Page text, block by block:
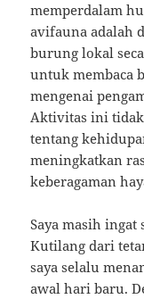
memperdalam
avifauna adalah
burung lokal
untuk membaca
mengenai
Aktivitas ini
tentang
meningkatkan
keberagaman
Saya masih
Kutilang dari
saya selalu
awal hari baru.